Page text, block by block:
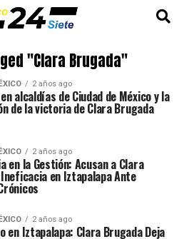
"Clara Brugada"
2 años ago
alcaldías de Ciudad de México y la
de la victoria de Clara Brugada
2 años ago
en la Gestión: Acusan a Clara
en Iztapalapa Ante
2 años ago
en Iztapalapa: Clara Brugada Deja